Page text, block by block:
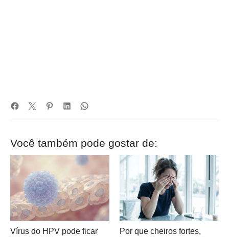
Você também pode gostar de:
Vírus do HPV pode ficar
Por que cheiros fortes,